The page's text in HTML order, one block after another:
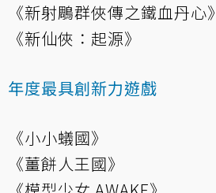
《新射鵰群俠傳之鐵血丹心》
《新仙俠：起源》
年度最具創新力遊戲
《小小蟻國》
《薑餅人王國》